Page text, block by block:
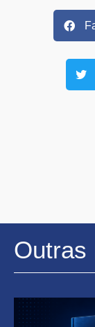
Outras